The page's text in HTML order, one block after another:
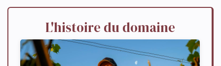
L'histoire du domaine